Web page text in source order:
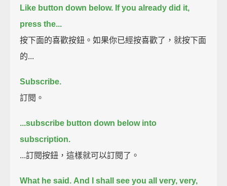
Like button down below. If you already did it,
press the...
按下面的喜歡按鈕。如果你已經按喜歡了，就按下面
的...
Subscribe.
訂閱。
...subscribe button down below into
subscription.
...訂閱按鈕，這樣就可以訂閱了。
What he said. And I shall see you all very, very,